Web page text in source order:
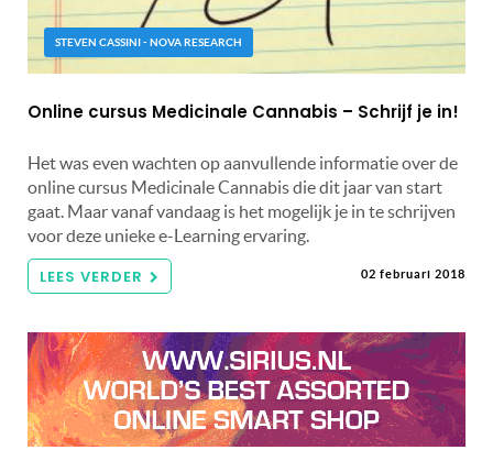
STEVEN CASSINI - NOVA RESEARCH
Online cursus Medicinale Cannabis – Schrijf je in!
Het was even wachten op aanvullende informatie over de
online cursus Medicinale Cannabis die dit jaar van start
gaat. Maar vanaf vandaag is het mogelijk je in te schrijven
voor deze unieke e-Learning ervaring.
LEES VERDER 02 februari 2018